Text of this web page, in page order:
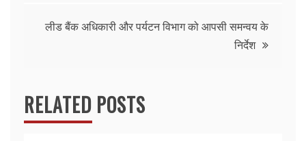
o
p
लीड बैंक अधिकारी और पर्यटन विभाग को आपसी समन्वय के
निर्देश
RELATED POSTS